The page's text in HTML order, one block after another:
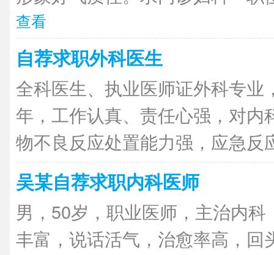
查看
自荐求职外科医生
全科医生、执业医师证外科专业
年，工作认真、责任心强，对内
物不良反应处置能力强，应急反
吴某自荐求职内科医师
男，50岁，职业医师，主治内
丰富，说话活气，治愈率高，回